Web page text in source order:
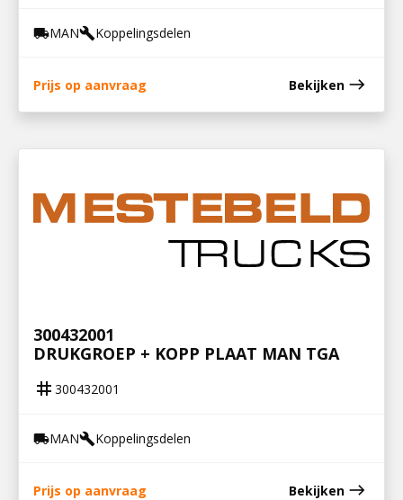
local_shippingMANbuildKoppelingsdelen
Prijs op aanvraag Bekijken east
300432001
DRUKGROEP + KOPP PLAAT MAN TGA
tag 300432001
local_shippingMANbuildKoppelingsdelen
Prijs op aanvraag Bekijken east